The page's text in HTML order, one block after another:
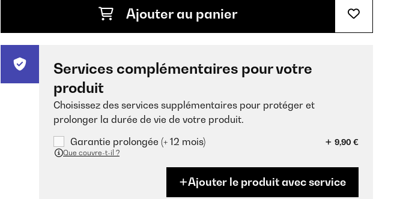
Ajouter au panier
Services complémentaires pour votre
produit
Choisissez des services supplémentaires pour protéger et
prolonger la durée de vie de votre produit.
Garantie prolongée (+ 12 mois)
9,90 €
Que couvre-t-il ?
Ajouter le produit avec service